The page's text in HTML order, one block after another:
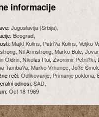
informacije
Jugoslavija (Srbija),
Beograd,
Majkl Kolins, Patri?a Kolins, Veljko
, Nil Armstrong, Marko Bulc,
Oldrin, Nikolas Rui, Zvonimir Petni?ki,
Tamba?a, Marko Vrhunec, Jo?e
reči:Odlikovanje, Primanje poklona,
odnosi:SAD,
Oct 18 1969